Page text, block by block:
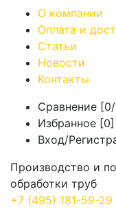
О компании
Оплата и
Статьи
Новости
Контакты
Сравнение [0
Избранное [0]
Вход/
Производство и
обработки труб
+7 (495) 181-59-29